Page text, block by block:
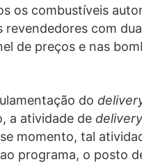
os combustíveis
revendedores com
de preços e nas
do
a atividade de delivery
momento, tal
programa, o posto